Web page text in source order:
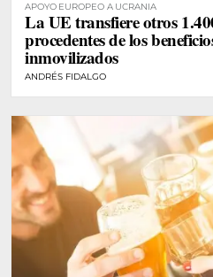
APOYO EUROPEO A UCRANIA
La UE transfiere otros
procedentes de los
inmovilizados
ANDRÉS FIDALGO